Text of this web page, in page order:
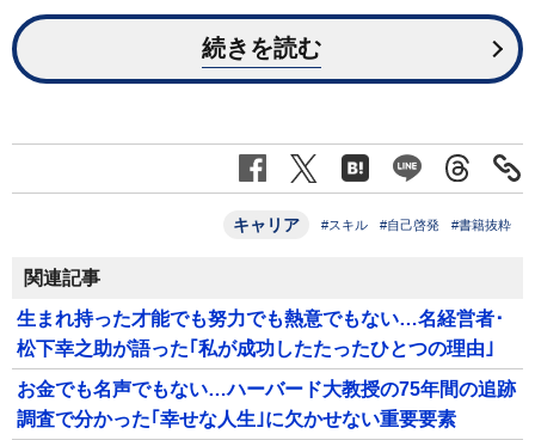
続きを読む
キャリア #スキル #自己啓発 #書籍抜粋
関連記事
生まれ持った才能でも努力でも熱意でもない…名経営者･
松下幸之助が語った｢私が成功したたったひとつの理由｣
お金でも名声でもない…ハーバード大教授の75年間の追跡
調査で分かった｢幸せな人生｣に欠かせない重要要素